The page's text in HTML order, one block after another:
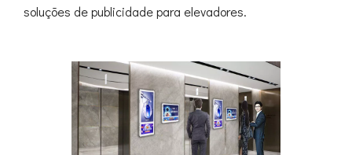
soluções de publicidade para elevadores.